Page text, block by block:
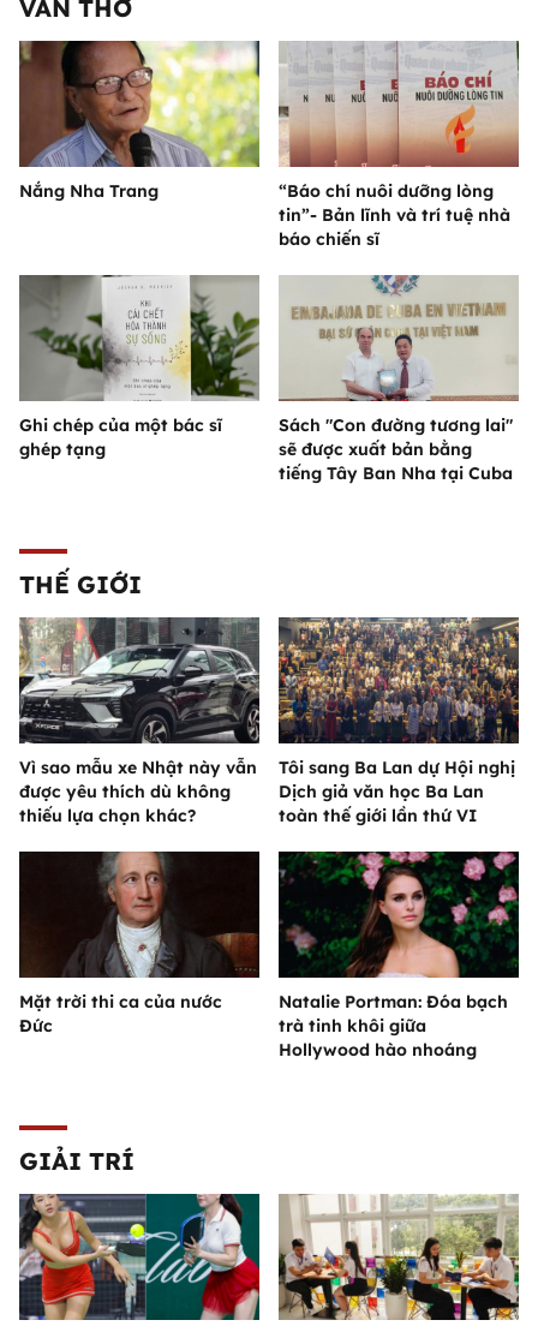
VĂN THƠ
Nắng Nha Trang
“Báo chí nuôi dưỡng lòng
tin”- Bản lĩnh và trí tuệ nhà
báo chiến sĩ
Ghi chép của một bác sĩ
ghép tạng
Sách "Con đường tương lai"
sẽ được xuất bản bằng
tiếng Tây Ban Nha tại Cuba
THẾ GIỚI
Vì sao mẫu xe Nhật này vẫn
được yêu thích dù không
thiếu lựa chọn khác?
Tôi sang Ba Lan dự Hội nghị
Dịch giả văn học Ba Lan
toàn thế giới lần thứ VI
Mặt trời thi ca của nước
Đức
Natalie Portman: Đóa bạch
trà tinh khôi giữa
Hollywood hào nhoáng
GIẢI TRÍ